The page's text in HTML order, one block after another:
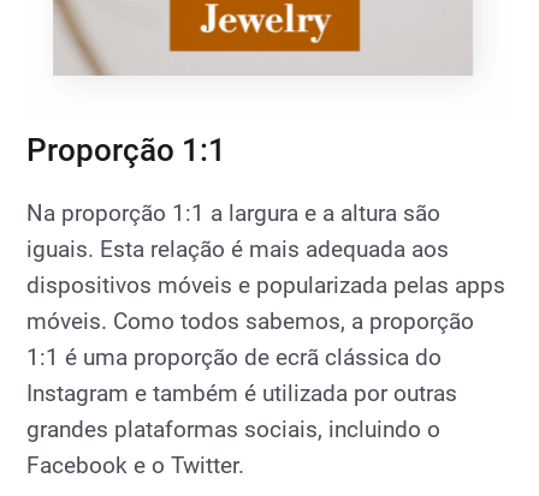
Proporção 1:1
Na proporção 1:1 a largura e a altura são
iguais. Esta relação é mais adequada aos
dispositivos móveis e popularizada pelas apps
móveis. Como todos sabemos, a proporção
1:1 é uma proporção de ecrã clássica do
Instagram e também é utilizada por outras
grandes plataformas sociais, incluindo o
Facebook e o Twitter.